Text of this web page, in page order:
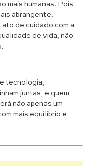
mais humanas. Pois
abrangente.
de cuidado com a
de vida, não
tecnologia,
juntas, e quem
não apenas um
mais equilíbrio e